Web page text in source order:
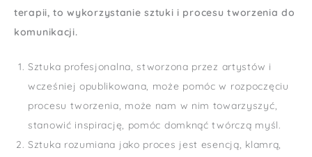
terapii, to wykorzystanie sztuki i procesu tworzenia do
komunikacji.
Sztuka profesjonalna, stworzona przez artystów i
wcześniej opublikowana, może pomóc w rozpoczęciu
procesu tworzenia, może nam w nim towarzyszyć,
stanowić inspirację, pomóc domknąć twórczą myśl.
Sztuka rozumiana jako proces jest esencją, klamrą,